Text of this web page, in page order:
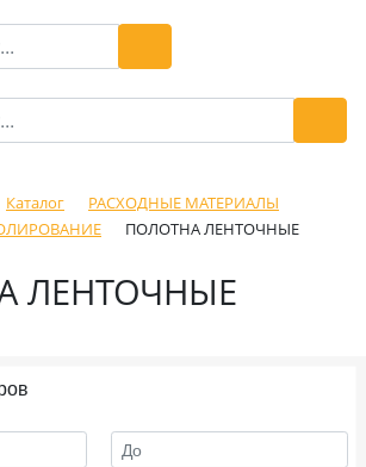
Каталог
РАСХОДНЫЕ МАТЕРИАЛЫ
ПОЛОТНА ЛЕНТОЧНЫЕ
ЛЕНТОЧНЫЕ